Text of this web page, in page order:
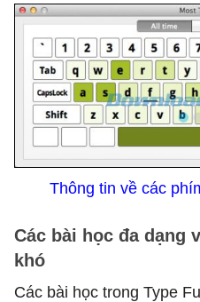
Thông tin về các
Các bài học đa dạng
khó
Các bài học trong Type